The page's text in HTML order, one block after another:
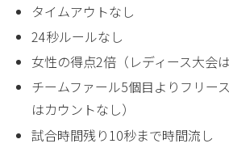
タイムアウトなし
24秒ルールなし
女性の得点2倍（レディース大会
チームファール5個目よりフリー
はカウントなし）
試合時間残り10秒まで時間流し